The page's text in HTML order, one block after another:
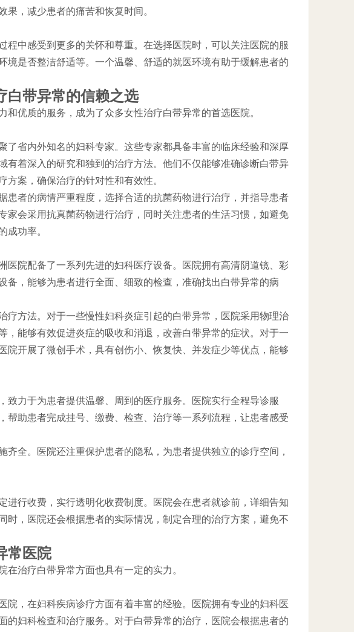
，减少患者的痛苦和恢复时间。
程中感受到更多的关怀和尊重。在选择医院时，可以关注医院的服
境是否整洁舒适等。一个温馨、舒适的就医环境有助于缓解患者的
带异常的信赖之选
优质的服务，成为了众多女性治疗白带异常的首选医院。
了省内外知名的妇科专家。这些专家都具备丰富的临床经验和深厚
有着深入的研究和独到的治疗方法。他们不仅能够准确诊断白带异
案，确保治疗的针对性和有效性。
患者的病情严重程度，选择合适的抗菌药物进行治疗，并指导患者
家会采用抗真菌药物进行治疗，同时关注患者的生活习惯，如避免
成功率。
医院配备了一系列先进的妇科医疗设备。医院拥有高清阴道镜、彩
备，能够为患者进行全面、细致的检查，准确找出白带异常的病
疗方法。对于一些慢性妇科炎症引起的白带异常，医院采用物理治
，能够有效促进炎症的吸收和消退，改善白带异常的症状。对于一
院开展了微创手术，具有创伤小、恢复快、并发症少等优点，能够
致力于为患者提供温馨、周到的医疗服务。医院实行全程导诊服
帮助患者完成挂号、缴费、检查、治疗等一系列流程，让患者感受
全。医院还注重保护患者的隐私，为患者提供独立的诊疗空间，
进行收费，实行透明化收费制度。医院会在患者就诊前，详细告知
时，医院还会根据患者的实际情况，制定合理的治疗方案，避免不
常医院
治疗白带异常方面也具有一定的实力。
院，在妇科疾病诊疗方面有着丰富的经验。医院拥有专业的妇科医
的妇科检查和治疗服务。对于白带异常的治疗，医院会根据患者的